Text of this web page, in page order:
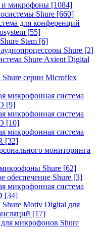
микрофоны [1084]
Shure [660]
для конференций
[55]
Stem [6]
Shure [2]
Shure Axient Digital
серии Microflex
микрофонная система
[9]
микрофонная система
[10]
микрофонная система
[32]
мониторинга
Shure [62]
обеспечение Shure [3]
микрофонная система
[34]
Motiv Digital для
[17]
микрофонов Shure